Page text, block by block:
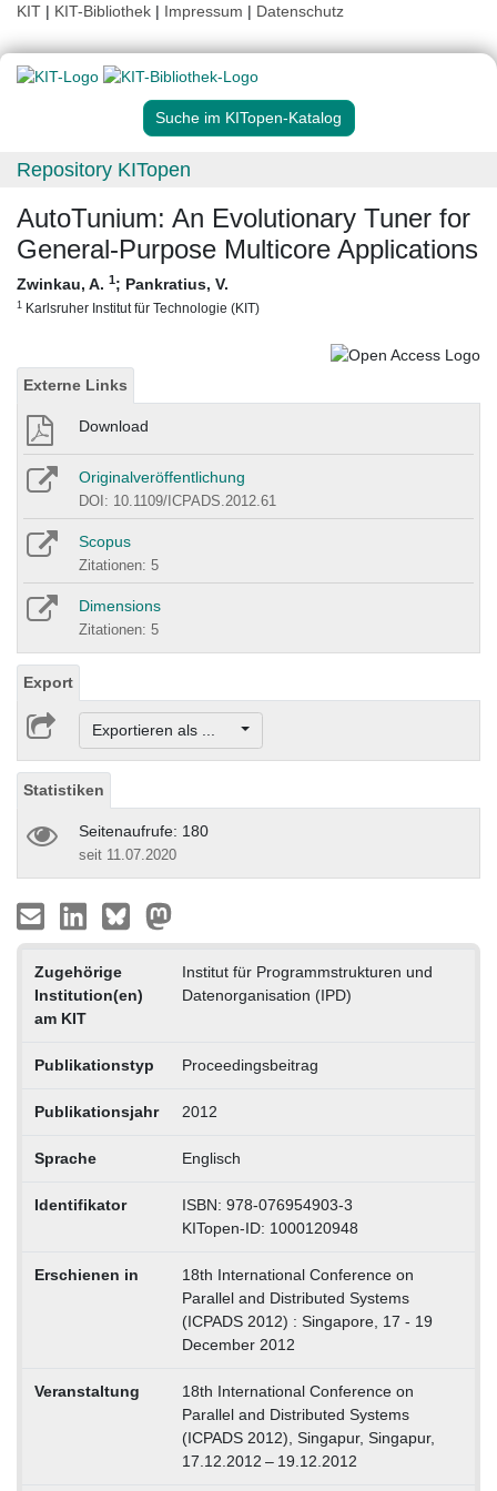
KIT | KIT-Bibliothek | Impressum | Datenschutz
Suche im KITopen-Katalog
Repository KITopen
AutoTunium: An Evolutionary Tuner for
General-Purpose Multicore Applications
Zwinkau, A. 1; Pankratius, V.
1 Karlsruher Institut für Technologie (KIT)
Externe Links
Download
Originalveröffentlichung
DOI: 10.1109/ICPADS.2012.61
Scopus
Zitationen: 5
Dimensions
Zitationen: 5
Export
Exportieren als ...
Statistiken
Seitenaufrufe: 180
seit 11.07.2020
Zugehörige
Institution(en)
am KIT
Institut für Programmstrukturen und
Datenorganisation (IPD)
Publikationstyp Proceedingsbeitrag
Publikationsjahr 2012
Sprache Englisch
Identifikator
ISBN: 978-076954903-3
KITopen-ID: 1000120948
Erschienen in
18th International Conference on
Parallel and Distributed Systems
(ICPADS 2012) : Singapore, 17 - 19
December 2012
Veranstaltung
18th International Conference on
Parallel and Distributed Systems
(ICPADS 2012), Singapur, Singapur,
17.12.2012 – 19.12.2012